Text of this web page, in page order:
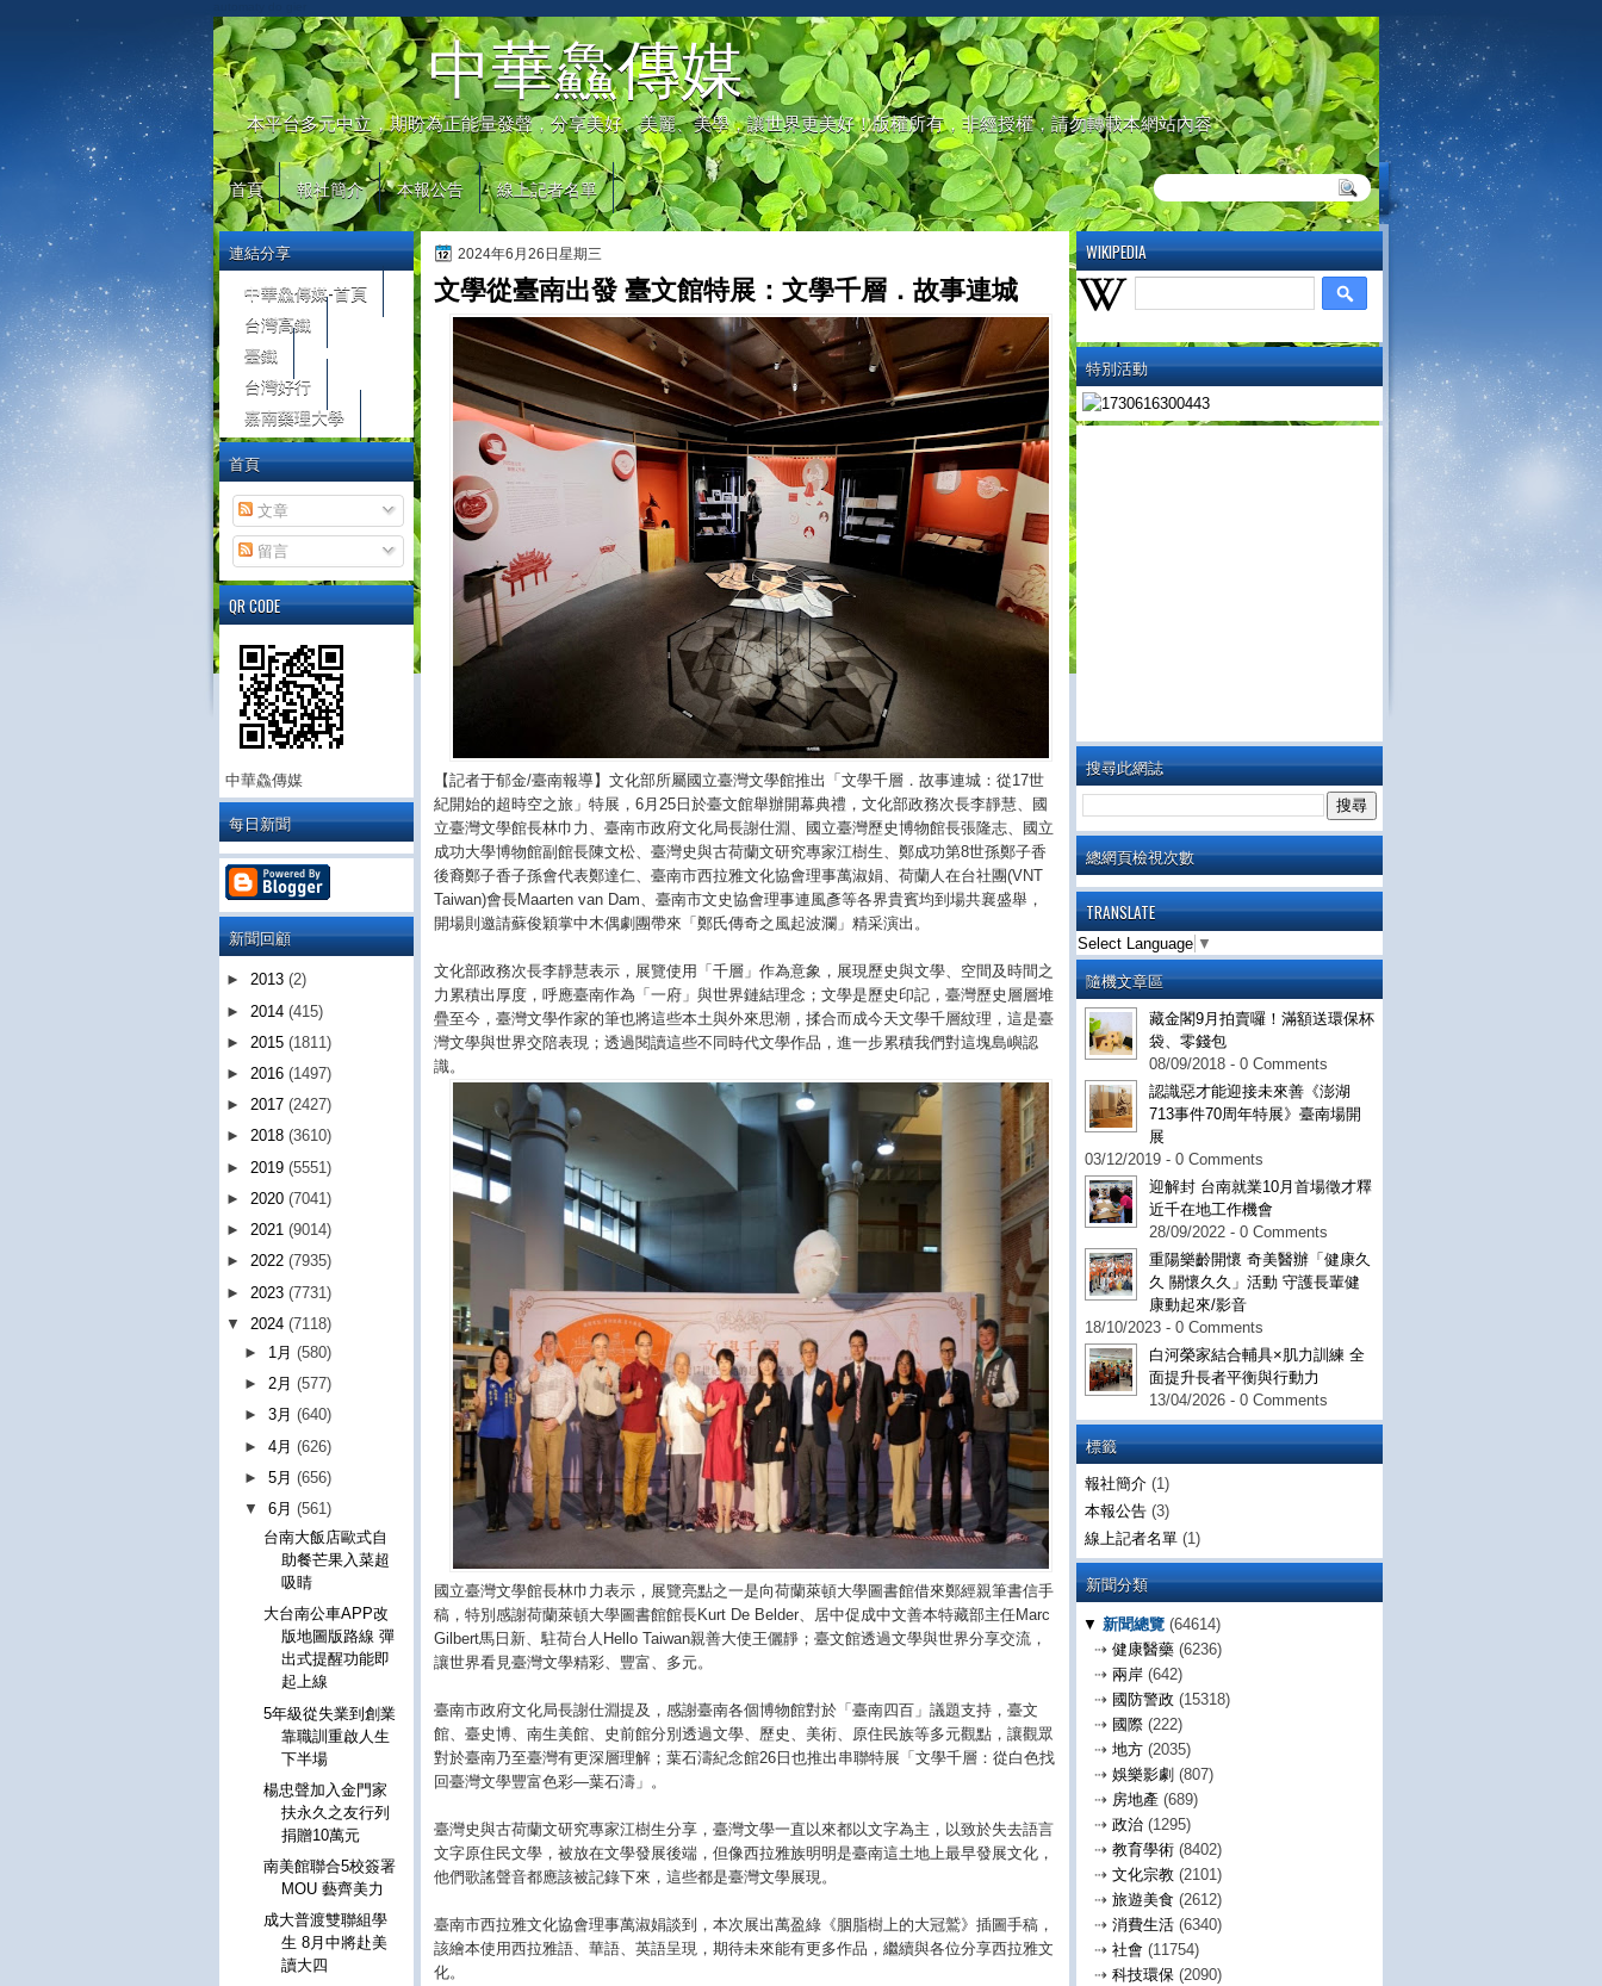
中華鱻傳媒
本平台多元中立，期盼為正能量發聲，分享美好、美麗、美學，讓世界更美好！版權所有，非經授權，請勿轉載本網站內容
首頁 報社簡介 本報公告 線上記者名單
WIKIPEDIA
特別活動
搜尋此網誌
總網頁檢視次數
TRANSLATE
Select Language ▼
隨機文章區
藏金閣9月拍賣囉！滿額送環保杯
袋、零錢包
08/09/2018 - 0 Comments
認識惡才能迎接未來善《澎湖
713事件70周年特展》臺南場開
展
03/12/2019 - 0 Comments
迎解封 台南就業10月首場徵才釋
近千在地工作機會
28/09/2022 - 0 Comments
重陽樂齡開懷 奇美醫辦「健康久
久 關懷久久」活動 守護長輩健
康動起來/影音
18/10/2023 - 0 Comments
白河榮家結合輔具×肌力訓練 全
面提升長者平衡與行動力
13/04/2026 - 0 Comments
標籤
報社簡介 (1)
本報公告 (3)
線上記者名單 (1)
新聞分類
▼ 新聞總覽 (64614)
⇢ 健康醫藥 (6236)
⇢ 兩岸 (642)
⇢ 國防警政 (15318)
⇢ 國際 (222)
⇢ 地方 (2035)
⇢ 娛樂影劇 (807)
⇢ 房地產 (689)
⇢ 政治 (1295)
⇢ 教育學術 (8402)
⇢ 文化宗教 (2101)
⇢ 旅遊美食 (2612)
⇢ 消費生活 (6340)
⇢ 社會 (11754)
⇢ 科技環保 (2090)
2024年6月26日星期三
文學從臺南出發 臺文館特展：文學千層．故事連城
【記者于郁金/臺南報導】文化部所屬國立臺灣文學館推出「文學千層．故事連城：從17世
紀開始的超時空之旅」特展，6月25日於臺文館舉辦開幕典禮，文化部政務次長李靜慧、國
立臺灣文學館長林巾力、臺南市政府文化局長謝仕淵、國立臺灣歷史博物館長張隆志、國立
成功大學博物館副館長陳文松、臺灣史與古荷蘭文研究專家江樹生、鄭成功第8世孫鄭子香
後裔鄭子香子孫會代表鄭達仁、臺南市西拉雅文化協會理事萬淑娟、荷蘭人在台社團(VNT
Taiwan)會長Maarten van Dam、臺南市文史協會理事連風彥等各界貴賓均到場共襄盛舉，
開場則邀請蘇俊穎掌中木偶劇團帶來「鄭氏傳奇之風起波瀾」精采演出。
文化部政務次長李靜慧表示，展覽使用「千層」作為意象，展現歷史與文學、空間及時間之
力累積出厚度，呼應臺南作為「一府」與世界鏈結理念；文學是歷史印記，臺灣歷史層層堆
疊至今，臺灣文學作家的筆也將這些本土與外來思潮，揉合而成今天文學千層紋理，這是臺
灣文學與世界交陪表現；透過閱讀這些不同時代文學作品，進一步累積我們對這塊島嶼認
識。
國立臺灣文學館長林巾力表示，展覽亮點之一是向荷蘭萊頓大學圖書館借來鄭經親筆書信手
稿，特別感謝荷蘭萊頓大學圖書館館長Kurt De Belder、居中促成中文善本特藏部主任Marc
Gilbert馬日新、駐荷台人Hello Taiwan親善大使王儷靜；臺文館透過文學與世界分享交流，
讓世界看見臺灣文學精彩、豐富、多元。
臺南市政府文化局長謝仕淵提及，感謝臺南各個博物館對於「臺南四百」議題支持，臺文
館、臺史博、南生美館、史前館分別透過文學、歷史、美術、原住民族等多元觀點，讓觀眾
對於臺南乃至臺灣有更深層理解；葉石濤紀念館26日也推出串聯特展「文學千層：從白色找
回臺灣文學豐富色彩—葉石濤」。
臺灣史與古荷蘭文研究專家江樹生分享，臺灣文學一直以來都以文字為主，以致於失去語言
文字原住民文學，被放在文學發展後端，但像西拉雅族明明是臺南這土地上最早發展文化，
他們歌謠聲音都應該被記錄下來，這些都是臺灣文學展現。
臺南市西拉雅文化協會理事萬淑娟談到，本次展出萬盈綠《胭脂樹上的大冠鷲》插圖手稿，
該繪本使用西拉雅語、華語、英語呈現，期待未來能有更多作品，繼續與各位分享西拉雅文
化。
連結分享
中華鱻傳媒-首頁
台灣高鐵
臺鐵
台灣好行
嘉南藥理大學
首頁
文章
留言
QR CODE
中華鱻傳媒
每日新聞
新聞回顧
► 2013 (2)
► 2014 (415)
► 2015 (1811)
► 2016 (1497)
► 2017 (2427)
► 2018 (3610)
► 2019 (5551)
► 2020 (7041)
► 2021 (9014)
► 2022 (7935)
► 2023 (7731)
▼ 2024 (7118)
► 1月(580)
►2月(577)
►3月(640)
►4月(626)
►5月(656)
▼6月(561)
台南大飯店歐式自
助餐芒果入菜超
吸睛
大台南公車APP改
版地圖版路線 彈
出式提醒功能即
起上線
5年級從失業到創業
靠職訓重啟人生
下半場
楊忠聲加入金門家
扶永久之友行列
捐贈10萬元
南美館聯合5校簽署
MOU 藝齊美力
成大普渡雙聯組學
生 8月中將赴美
讀大四